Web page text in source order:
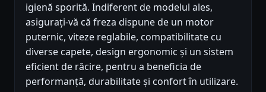
igienă sporită. Indiferent de modelul ales,
asigurați-vă că freza dispune de un motor
puternic, viteze reglabile, compatibilitate cu
diverse capete, design ergonomic și un sistem
eficient de răcire, pentru a beneficia de
performanță, durabilitate și confort în utilizare.